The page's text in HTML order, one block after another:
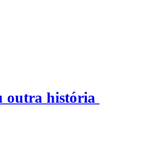
outra história